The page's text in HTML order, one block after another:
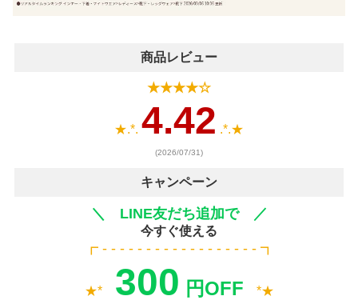
商品レビュー
★★★★☆
★.*. 4.42 .*.★
(2026/07/31)
キャンペーン
＼ LINE友だち追加で ／
今すぐ使える
┏ - - - - - - - - - - - - - - - - - - ┓
★* 300 円OFF *★